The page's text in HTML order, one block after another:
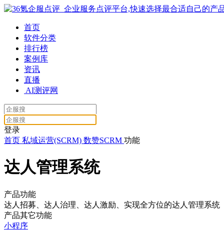
首页
软件分类
排行榜
案例库
资讯
直播
AI测评网
登录
首页 私域运营(SCRM) 数赞SCRM 功能
达人管理系统
产品功能
达人招募、达人治理、达人激励、实现全方位的达人管理系统
产品其它功能
小程序